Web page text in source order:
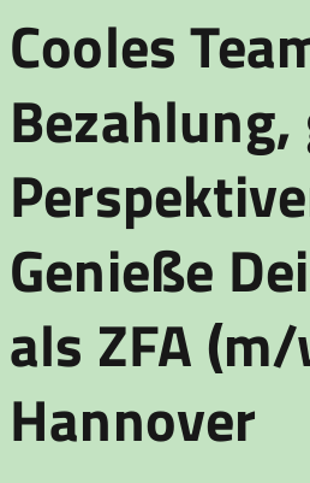
Cooles
Genieße
als ZFA
Hannover